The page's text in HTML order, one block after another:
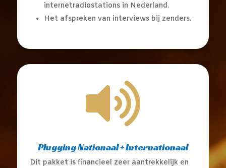
internetradiostations in Nederland.
Het afspreken van interviews bij zenders.

Plugging Nationaal + Internationaal
Dit pakket is financieel zeer aantrekkelijk en